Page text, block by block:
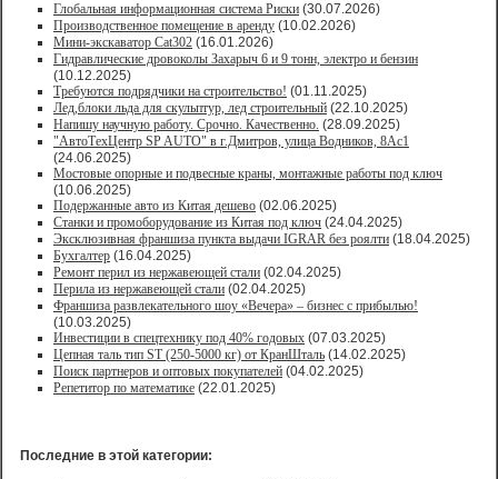
Глобальная информационная система Риски (30.07.2026)
Производственное помещение в аренду (10.02.2026)
Мини-экскаватор Cat302 (16.01.2026)
Гидравлические дровоколы Захарыч 6 и 9 тонн, электро и бензин
(10.12.2025)
Требуются подрядчики на строительство! (01.11.2025)
Лед,блоки льда для скульптур, лед строительный (22.10.2025)
Напишу научную работу. Срочно. Качественно. (28.09.2025)
"АвтоТехЦентр SP AUTO" в г.Дмитров, улица Водников, 8Ас1
(24.06.2025)
Мостовые опорные и подвесные краны, монтажные работы под ключ
(10.06.2025)
Подержанные авто из Китая дешево (02.06.2025)
Станки и промоборудование из Китая под ключ (24.04.2025)
Эксклюзивная франшиза пункта выдачи IGRAR без роялти (18.04.2025)
Бухгалтер (16.04.2025)
Ремонт перил из нержавеющей стали (02.04.2025)
Перила из нержавеющей стали (02.04.2025)
Франшиза развлекательного шоу «Вечера» – бизнес с прибылью!
(10.03.2025)
Инвестиции в спецтехнику под 40% годовых (07.03.2025)
Цепная таль тип ST (250-5000 кг) от КранШталь (14.02.2025)
Поиск партнеров и оптовых покупателей (04.02.2025)
Репетитор по математике (22.01.2025)
Последние в этой категории: